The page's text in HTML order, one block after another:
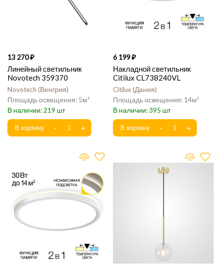
13 270
Линейный светильник
Novotech 359370
Novotech Венгрия
5
219
6 199
Накладной светильник
Citilux CL738240VL
Citilux Дания
14
395